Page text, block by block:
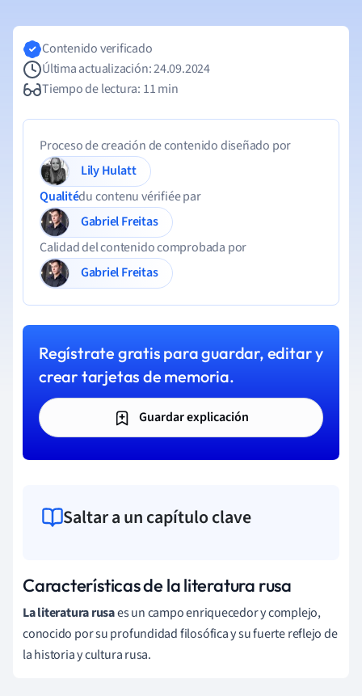
Contenido verificado
Última actualización: 24.09.2024
Tiempo de lectura: 11 min
Proceso de creación de contenido diseñado por
Lily Hulatt
Qualitédu contenu vérifiée par
Gabriel Freitas
Calidad del contenido comprobada por
Gabriel Freitas
Regístrate gratis para guardar, editar y
crear tarjetas de memoria.
Guardar explicación
Saltar a un capítulo clave
Características de la literatura rusa
La literatura rusaes un campo enriquecedor y complejo,
conocido por su profundidad filosófica y su fuerte reflejo de
la historia y cultura rusa.